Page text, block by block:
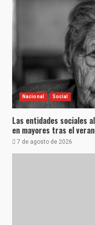
Nacional Social
Las entidades sociales
en mayores tras el
7 de agosto de 2026